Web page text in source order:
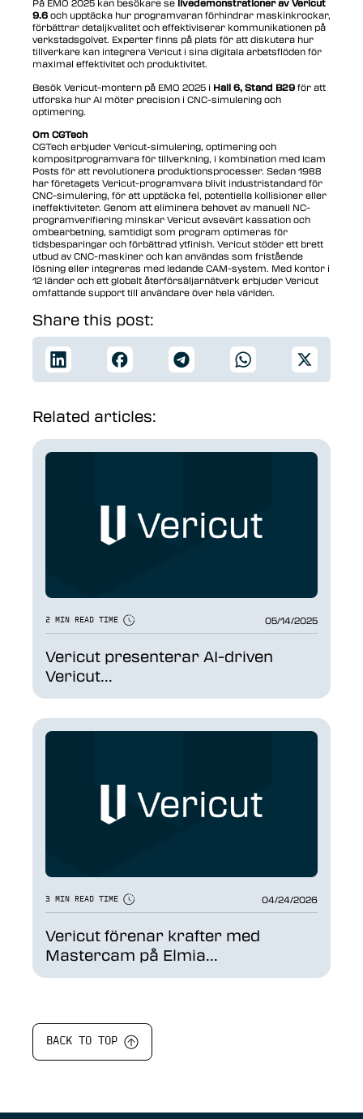
9.6och upptäcka hur programvaran förhindrar maskinkrockar,
förbättrar detaljkvalitet och effektiviserar kommunikationen på
verkstadsgolvet. Experter finns på plats för att diskutera hur
tillverkare kan integrera Vericut i sina digitala arbetsflöden för
maximal effektivitet och produktivitet.
Besök Vericut-montern på EMO 2025 i Hall 6, Stand B29för att
utforska hur AI möter precision i CNC-simulering och
optimering.
Om CGTech
CGTech erbjuder Vericut-simulering, optimering och
kompositprogramvara för tillverkning, i kombination med Icam
Posts för att revolutionera produktionsprocesser. Sedan 1988
har företagets Vericut-programvara blivit industristandard för
CNC-simulering, för att upptäcka fel, potentiella kollisioner eller
ineffektiviteter. Genom att eliminera behovet av manuell NC-
programverifiering minskar Vericut avsevärt kassation och
ombearbetning, samtidigt som program optimeras för
tidsbesparingar och förbättrad ytfinish. Vericut stöder ett brett
utbud av CNC-maskiner och kan användas som fristående
lösning eller integreras med ledande CAM-system. Med kontor i
12 länder och ett globalt återförsäljarnätverk erbjuder Vericut
omfattande support till användare över hela världen.
Share this post:
Related articles:
2 MIN READ TIME 05/14/2025
Vericut presenterar AI-driven
Vericut...
3 MIN READ TIME 04/24/2026
Vericut förenar krafter med
Mastercam på Elmia...
BACK TO TOP